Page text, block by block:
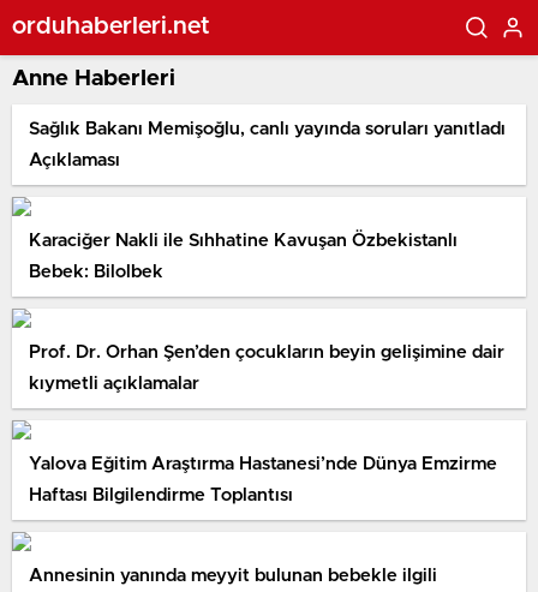
orduhaberleri.net
Anne Haberleri
Sağlık Bakanı Memişoğlu, canlı yayında soruları yanıtladı
Açıklaması
Karaciğer Nakli ile Sıhhatine Kavuşan Özbekistanlı
Bebek: Bilolbek
Prof. Dr. Orhan Şen’den çocukların beyin gelişimine dair
kıymetli açıklamalar
Yalova Eğitim Araştırma Hastanesi’nde Dünya Emzirme
Haftası Bilgilendirme Toplantısı
Annesinin yanında meyyit bulunan bebekle ilgili